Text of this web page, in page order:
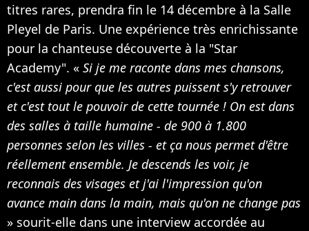
titres rares, prendra fin le 14 décembre à la Salle
Pleyel de Paris. Une expérience très enrichissante
pour la chanteuse découverte à la "Star
Academy". « Si je me raconte dans mes chansons,
c'est aussi pour que les autres puissent s'y retrouver
et c'est tout le pouvoir de cette tournée ! On est dans
des salles à taille humaine - de 900 à 1.800
personnes selon les villes - et ça nous permet d'être
réellement ensemble. Je descends les voir, je
reconnais des visages et j'ai l'impression qu'on
avance main dans la main, mais qu'on ne change pas
» sourit-elle dans une interview accordée au